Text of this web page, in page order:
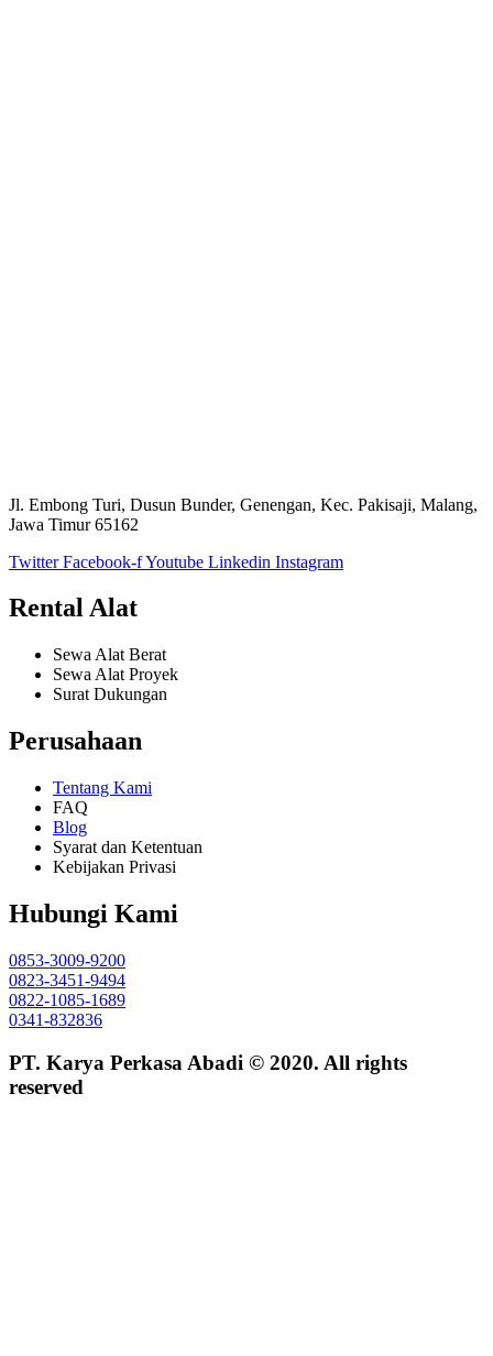
Jl. Embong Turi, Dusun Bunder, Genengan, Kec. Pakisaji, Malang,
Jawa Timur 65162
Twitter Facebook-fYoutube Linkedin Instagram
Rental Alat
Sewa Alat Berat
Sewa Alat Proyek
Surat Dukungan
Perusahaan
Tentang Kami
FAQ
Blog
Syarat dan Ketentuan
Kebijakan Privasi
Hubungi Kami
0853-3009-9200
0823-3451-9494
0822-1085-1689
0341-832836
PT. Karya Perkasa Abadi © 2020. All rights
reserved